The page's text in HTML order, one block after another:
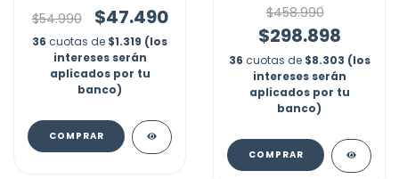
Nubotta
$54.990 $47.490
36 cuotas de $1.319 (los
intereses serán
aplicados por tu
banco)
COMPRAR
Time
$458.990
$298.898
36 cuotas de $8.303 (los
intereses serán
aplicados por tu
banco)